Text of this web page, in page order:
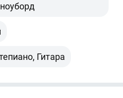
Гитара